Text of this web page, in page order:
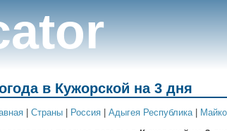
в Кужорской на 3 дня
Cтраны Россия Адыгея Республика|